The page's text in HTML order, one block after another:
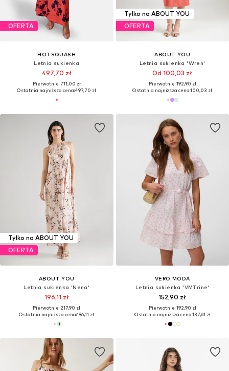
OFERTA
HOTSQUASH
Letnia sukienka
497,70 zł
Pierwotnie: 711,00 zł
Ostatnia najniższa cena:497,70 zł
Tylko na ABOUT YOU
OFERTA
ABOUT YOU
Letnia sukienka 'Wren'
Od 100,03 zł
Pierwotnie: 192,90 zł
Ostatnia najniższa cena:100,03 zł
Tylko na ABOUT YOU
OFERTA
ABOUT YOU
Letnia sukienka 'Nena'
196,11 zł
Pierwotnie: 217,90 zł
Ostatnia najniższa cena:196,11 zł
VERO MODA
Letnia sukienka 'VMTrine'
152,90 zł
Pierwotnie: 192,90 zł
Ostatnia najniższa cena:137,61 zł